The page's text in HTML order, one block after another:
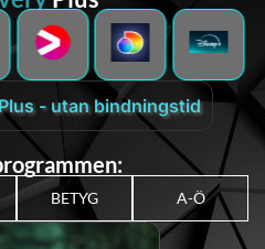
- utan bindningstid
BETYG A-Ö